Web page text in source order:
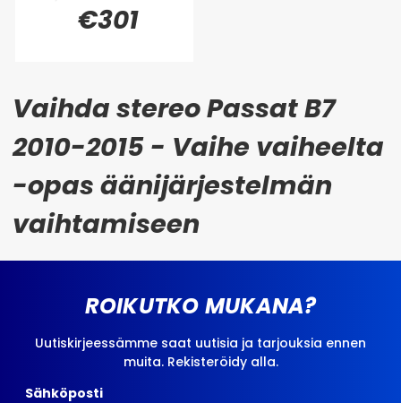
järjestelmä€301
Vaihda stereo Passat B7
2010-2015 - Vaihe vaiheelta
-opas äänijärjestelmän
vaihtamiseen
ROIKUTKO MUKANA?
Uutiskirjeessämme saat uutisia ja tarjouksia ennen
muita. Rekisteröidy alla.
Sähköposti